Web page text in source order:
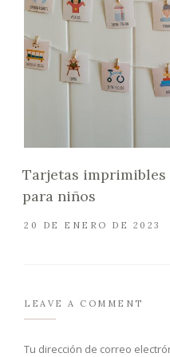
Tarjetas
para niños
20 DE ENERO DE 2023
LEAVE A COMMENT
Tu dirección de correo